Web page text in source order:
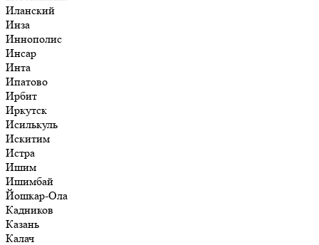
Иланский
Инза
Иннополис
Инсар
Инта
Ипатово
Ирбит
Иркутск
Исилькуль
Искитим
Истра
Ишим
Ишимбай
Йошкар-Ола
Кадников
Казань
Калач